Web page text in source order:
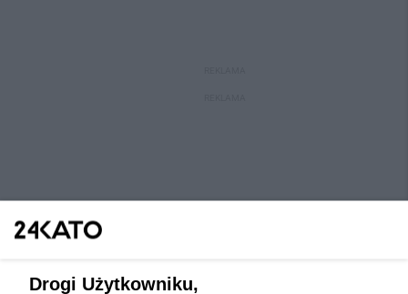
Drogi Użytkowniku,